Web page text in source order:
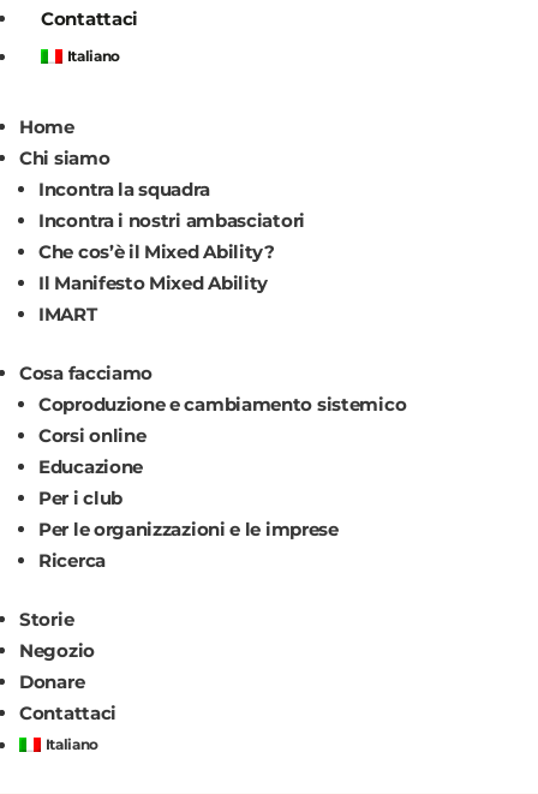
Contattaci
Italiano
Home
Chi siamo
Incontra la squadra
Incontra i nostri ambasciatori
Che cos’è il Mixed Ability?
Il Manifesto Mixed Ability
IMART
Cosa facciamo
Coproduzione e cambiamento sistemico
Corsi online
Educazione
Per i club
Per le organizzazioni e le imprese
Ricerca
Storie
Negozio
Donare
Contattaci
Italiano